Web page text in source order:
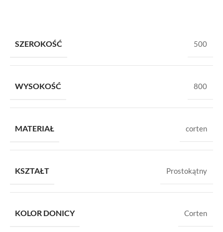
SZEROKOŚĆ 500
WYSOKOŚĆ 800
MATERIAŁ corten
KSZTAŁT Prostokątny
KOLOR DONICY Corten